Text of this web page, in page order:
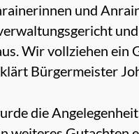
und
Wir vollziehen ein
Bürgermeister
die